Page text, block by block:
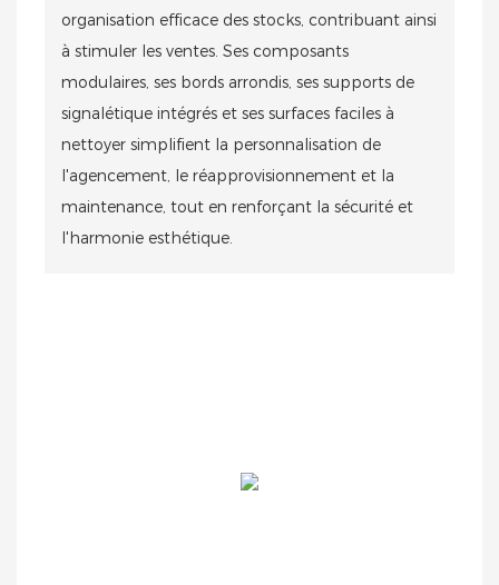
organisation efficace des stocks, contribuant ainsi
à stimuler les ventes. Ses composants
modulaires, ses bords arrondis, ses supports de
signalétique intégrés et ses surfaces faciles à
nettoyer simplifient la personnalisation de
l'agencement, le réapprovisionnement et la
maintenance, tout en renforçant la sécurité et
l'harmonie esthétique.